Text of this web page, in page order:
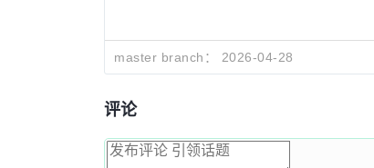
master branch： 2026-04-28
评论